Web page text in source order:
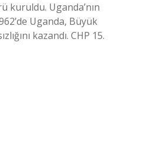
kuruldu. Uganda’nın
Uganda, Büyük
kazandı. CHP 15.